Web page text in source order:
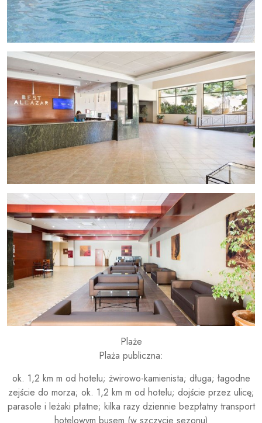
Plaże
Plaża publiczna:
ok. 1,2 km m od hotelu; żwirowo-kamienista; długa; łagodne
zejście do morza; ok. 1,2 km m od hotelu; dojście przez ulicę;
parasole i leżaki płatne; kilka razy dziennie bezpłatny transport